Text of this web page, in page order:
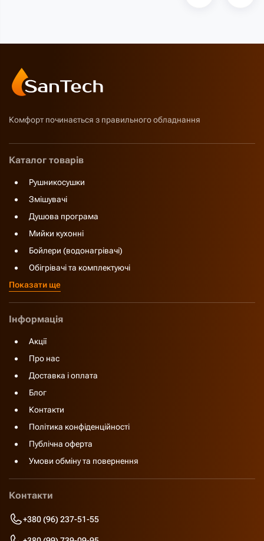
Комфорт починається з правильного обладнання
Каталог товарів
Рушникосушки
Змішувачі
Душова програма
Мийки кухонні
Бойлери (водонагрівачі)
Обігрівачі та комплектуючі
Показати ще
Інформація
Акції
Про нас
Доставка і оплата
Блог
Контакти
Політика конфіденційності
Публічна оферта
Умови обміну та повернення
Контакти
+380 (96) 237-51-55